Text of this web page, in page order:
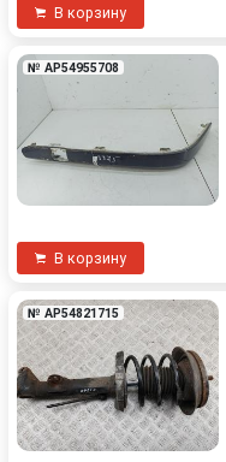
В корзину
№ AP54955708
В корзину
№ AP54821715